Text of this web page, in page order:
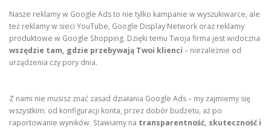
Nasze reklamy w Google Ads to nie tylko kampanie w wyszukiwarce, ale
też reklamy w sieci YouTube, Google Display Network oraz reklamy
produktowe w Google Shopping. Dzięki temu Twoja firma jest widoczna
wszędzie tam, gdzie przebywają Twoi klienci – niezależnie od
urządzenia czy pory dnia.
Z nami nie musisz znać zasad działania Google Ads – my zajmiemy się
wszystkim: od konfiguracji konta, przez dobór budżetu, aż po
raportowanie wyników. Stawiamy na transparentność, skuteczność i